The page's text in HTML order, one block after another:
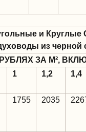
и Круглые
из черной
ЗА М²,
1 1,2 1,4
1755 2035